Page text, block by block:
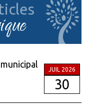
JUIL 2026
30